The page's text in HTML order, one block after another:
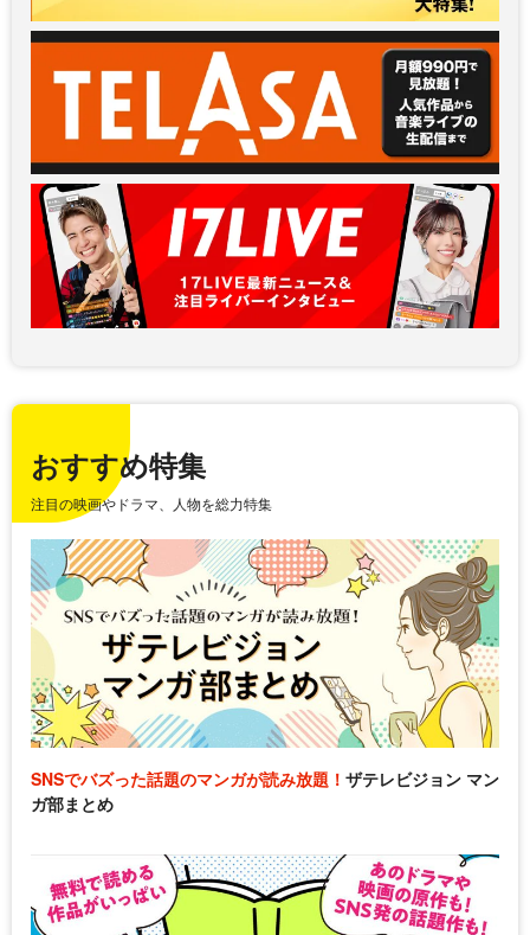
おすすめ特集
注目の映画やドラマ、人物を総力特集
SNSでバズった話題のマンガが読み放題！ ザテレビジョン マン
ガ部まとめ